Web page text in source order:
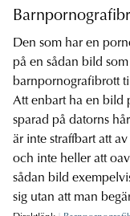
Den som har en
på en sådan bild
barnpornografibrott
Att enbart ha en bild
sparad på datorns
är inte straffbart att
och inte heller att
sådan bild
sig utan att man